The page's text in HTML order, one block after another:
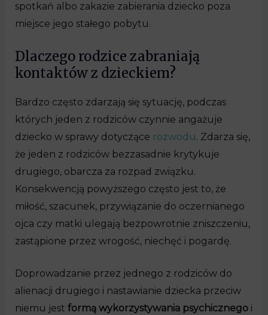
spotkań albo zakazie zabierania dziecko poza
miejsce jego stałego pobytu.
Dlaczego rodzice zabraniają
kontaktów z dzieckiem?
Bardzo często zdarzają się sytuację, podczas
których jeden z rodziców czynnie angażuje
dziecko w sprawy dotyczące rozwodu. Zdarza się,
że jeden z rodziców bezzasadnie krytykuje
drugiego, obarcza za rozpad związku.
Konsekwencją powyższego często jest to, że
miłość, szacunek, przywiązanie do oczernianego
ojca czy matki ulegają bezpowrotnie zniszczeniu,
zastąpione przez wrogość, niechęć i pogardę.
Doprowadzanie przez jednego z rodziców do
alienacji drugiego i nastawianie dziecka przeciw
niemu jest formą wykorzystywania psychicznegoi